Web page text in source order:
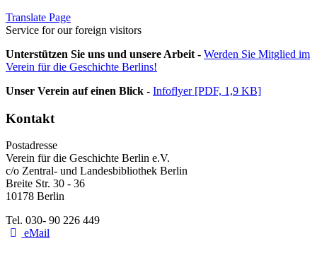
Translate Page
Service for our foreign visitors
Unterstützen Sie uns und unsere Arbeit - Werden Sie Mitglied im
Verein für die Geschichte Berlins!
Unser Verein auf einen Blick - Infoflyer [PDF, 1,9 KB]
Kontakt
Postadresse
Verein für die Geschichte Berlin e.V.
c/o Zentral- und Landesbibliothek Berlin
Breite Str. 30 - 36
10178 Berlin
Tel. 030- 90 226 449
eMail